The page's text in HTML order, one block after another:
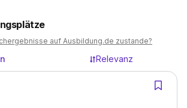
auf Ausbildung.de zustande?
Relevanz